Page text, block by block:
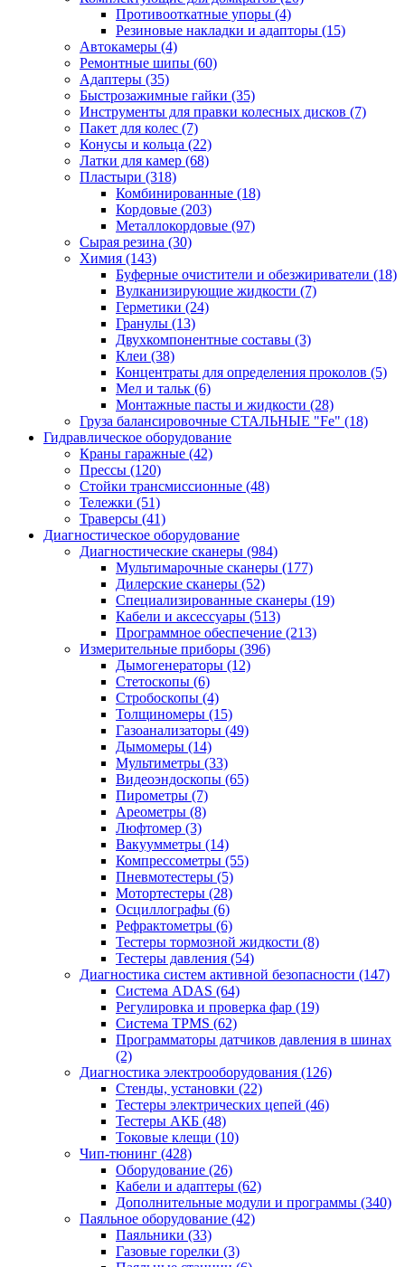
Противооткатные упоры (4)
Резиновые накладки и адапторы (15)
Автокамеры (4)
Ремонтные шипы (60)
Адаптеры (35)
Быстрозажимные гайки (35)
Инструменты для правки колесных дисков (7)
Пакет для колес (7)
Конусы и кольца (22)
Латки для камер (68)
Пластыри (318)
Комбинированные (18)
Кордовые (203)
Металлокордовые (97)
Сырая резина (30)
Химия (143)
Буферные очистители и обезжириватели (18)
Вулканизирующие жидкости (7)
Герметики (24)
Гранулы (13)
Двухкомпонентные составы (3)
Клеи (38)
Концентраты для определения проколов (5)
Мел и тальк (6)
Монтажные пасты и жидкости (28)
Груза балансировочные СТАЛЬНЫЕ "Fe" (18)
Гидравлическое оборудование
Краны гаражные (42)
Прессы (120)
Стойки трансмиссионные (48)
Тележки (51)
Траверсы (41)
Диагностическое оборудование
Диагностические сканеры (984)
Мультимарочные сканеры (177)
Дилерские сканеры (52)
Специализированные сканеры (19)
Кабели и аксессуары (513)
Программное обеспечение (213)
Измерительные приборы (396)
Дымогенераторы (12)
Стетоскопы (6)
Стробоскопы (4)
Толщиномеры (15)
Газоанализаторы (49)
Дымомеры (14)
Мультиметры (33)
Видеоэндоскопы (65)
Пирометры (7)
Ареометры (8)
Люфтомер (3)
Вакуумметры (14)
Компрессометры (55)
Пневмотестеры (5)
Мотортестеры (28)
Осциллографы (6)
Рефрактометры (6)
Тестеры тормозной жидкости (8)
Тестеры давления (54)
Диагностика систем активной безопасности (147)
Система ADAS (64)
Регулировка и проверка фар (19)
Система TPMS (62)
Программаторы датчиков давления в шинах
(2)
Диагностика электрооборудования (126)
Стенды, установки (22)
Тестеры электрических цепей (46)
Тестеры АКБ (48)
Токовые клещи (10)
Чип-тюнинг (428)
Оборудование (26)
Кабели и адаптеры (62)
Дополнительные модули и программы (340)
Паяльное оборудование (42)
Паяльники (33)
Газовые горелки (3)